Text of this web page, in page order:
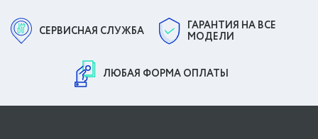
СЕРВИСНАЯ СЛУЖБА
ГАРАНТИЯ НА ВСЕ
МОДЕЛИ
ЛЮБАЯ ФОРМА ОПЛАТЫ